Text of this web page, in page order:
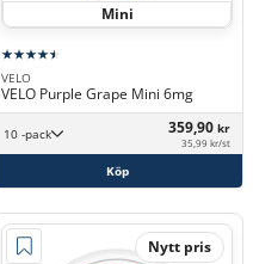
Mini
VELO
VELO Purple Grape Mini 6mg
10 -pack 359,90 kr
35,99 kr/st
Köp
Nytt pris